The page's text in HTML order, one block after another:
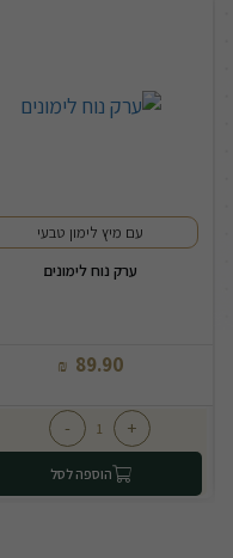
עם מיץ לימון טבעי
ערק נוח לימונים
89.90
₪
+
-
הוספה לסל